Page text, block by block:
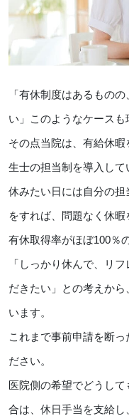
「有休制度はあるもの
い」このようなケースも
その点当院は、有給休
生士の担当制を導入して
休みたい日には自分の
をすれば、問題なく休暇
有休取得率がほぼ100％
「しっかり休んで、リ
だきたい」との考えか
います。
これまで事前申請を断
ださい。
医院側の希望でどうし
合は、休日手当を支給し